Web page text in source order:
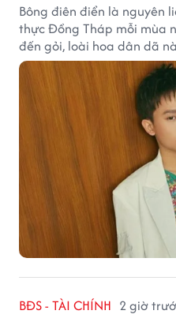
Bông điên điển là nguyên
thực Đồng Tháp mỗi mùa
đến gỏi, loài hoa dân dã
ngon khiến du khách khó
BĐS - TÀI CHÍNH 2 giờ